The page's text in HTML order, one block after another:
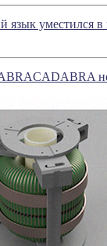
язык уместился в